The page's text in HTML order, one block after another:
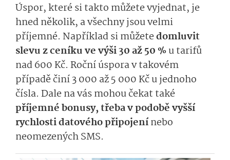
Úspor, které si takto můžete vyjednat, je
hned několik, a všechny jsou velmi
příjemné. Například si můžetedomluvit
slevu z ceníku ve výši 30 až 50 %u tarifů
nad 600 Kč. Roční úspora v takovém
případě činí 3 000 až 5 000 Kč u jednoho
čísla. Dale na vás mohou čekat také
příjemné bonusy, třeba v podobě vyšší
rychlosti datového připojenínebo
neomezených SMS.